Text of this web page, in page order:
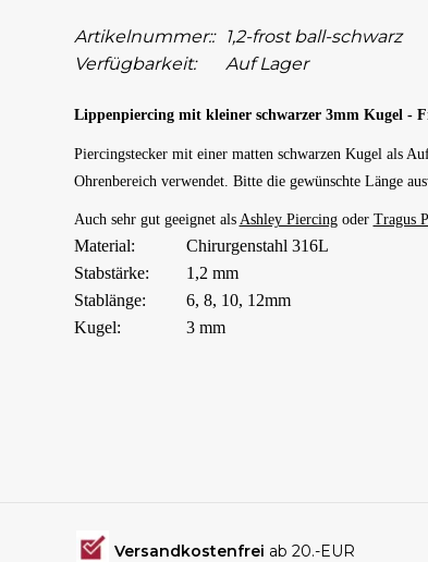
Artikelnummer::
1,2-frost ball-schwarz
Verfügbarkeit:
Auf Lager
Lippenpiercing mit kleiner schwarzer 3mm Kugel -
Piercingstecker mit einer matten schwarzen Kugel als
Ohrenbereich verwendet. Bitte die gewünschte Länge
Auch sehr gut geeignet als Ashley Piercingoder Tragus
Material:
Chirurgenstahl 316L
Stabstärke:
1,2 mm
Stablänge:
6, 8, 10, 12mm
Kugel:
3 mm
Versandkostenfrei ab 20.-EUR